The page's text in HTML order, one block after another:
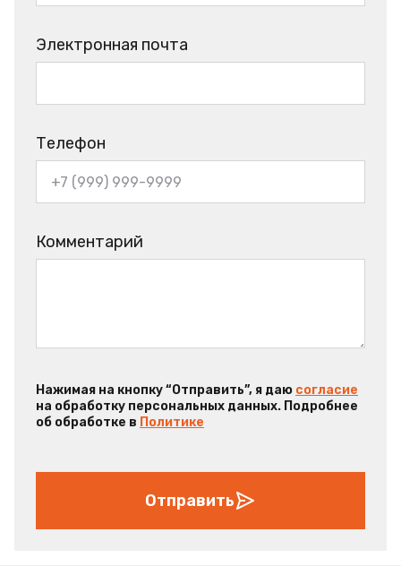
Электронная почта
Телефон
Комментарий
Нажимая на кнопку “Отправить”, я даю согласие
на обработку персональных данных. Подробнее
об обработке в Политике
Отправить